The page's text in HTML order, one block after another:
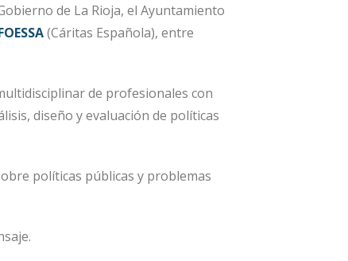
de La Rioja, el Ayuntamiento
(Cáritas Española), entre
de profesionales con
diseño y evaluación de políticas
políticas públicas y problemas